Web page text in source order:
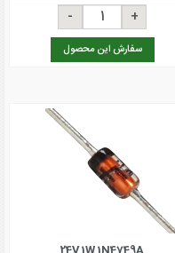
سفارش این محصول